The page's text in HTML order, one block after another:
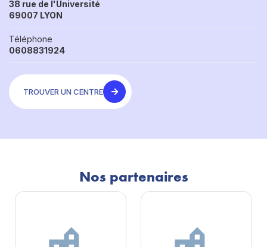
38 rue de l'Université
69007 LYON
Téléphone
0608831924
TROUVER UN CENTRE
Nos partenaires